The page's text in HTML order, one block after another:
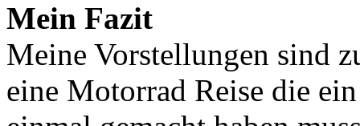
Mein Fazit
Meine Vorstellungen sind
eine Motorrad Reise die